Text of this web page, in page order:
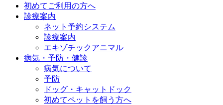
初めてご利用の方へ
診療案内
ネット予約システム
診療案内
エキゾチックアニマル
病気・予防・健診
病気について
予防
ドッグ・キャットドック
初めてペットを飼う方へ